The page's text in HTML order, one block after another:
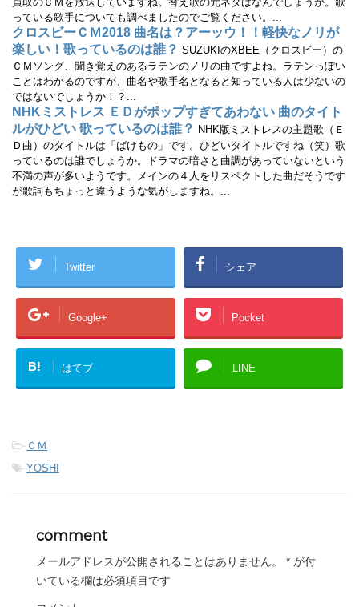
っている歌手についても調べましたのでご覧ください。...
クロスビーＣＭ2018 曲名は？アーッウ！！軽快なノリが
楽しい！歌っているのは誰？ SUZUKIのXBEE（クロスビー）の
ＣＭソング、聞き覚えのあるラテンのノリの曲ですよね。ラテンっぽい
ことはわかるのですが、曲名や歌手名となると知っている人は少ないの
ではないでしょうか！？...
NHKミストレス ＥＤがポップすぎてあわない 曲のタイト
ルがひどい 歌っているのは誰？ NHK版ミストレスの主題歌（Ｅ
Ｄ曲）のタイトルは「ばけもの」です。ひどいタイトルですね（笑）歌
っているのは誰でしょうか。ドラマの暗さと曲調があっていないという
不満の声が多いようです。メインの４人をリスペクトした曲だそうです
が歌詞もちょっと違うような気がしますね。...
Twitter シェア
Google+ Pocket
B! はてブ LINE
- ＣＭ
-YOSHI
comment
メールアドレスが公開されることはありません。 * が付
いている欄は必須項目です